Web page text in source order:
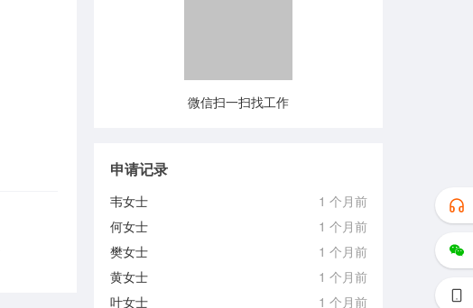
微信扫一扫找工作
申请记录
韦女士
1 个月前
何女士
1 个月前
樊女士
1 个月前
黄女士
1 个月前
叶女士
1 个月前